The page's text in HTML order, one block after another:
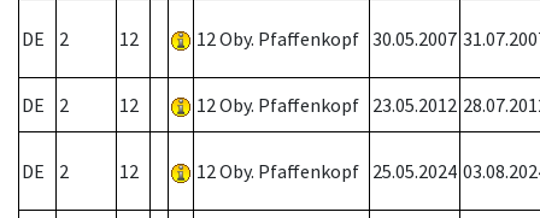
DE 2 12 12 Oby. Pfaffenkopf 30.05.2007
DE 2 12 12 Oby. Pfaffenkopf 23.05.2012
DE 2 12 12 Oby. Pfaffenkopf 25.05.2024